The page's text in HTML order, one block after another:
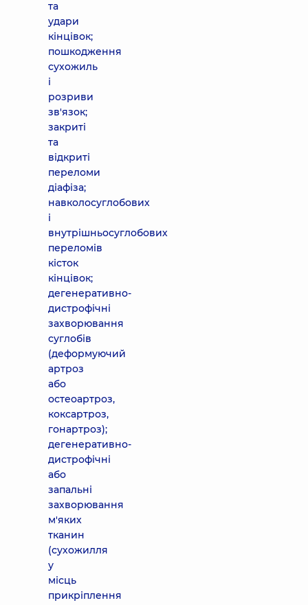
та
удари
кінцівок;
пошкодження
сухожиль
і
розриви
зв'язок;
закриті
та
відкриті
переломи
діафіза;
навколосуглобових
і
внутрішньосуглобових
переломів
кісток
кінцівок;
дегенеративно-
дистрофічні
захворювання
суглобів
(деформуючий
артроз
або
остеоартроз,
коксартроз,
гонартроз);
дегенеративно-
дистрофічні
або
запальні
захворювання
м'яких
тканин
(сухожилля
у
місць
прикріплення